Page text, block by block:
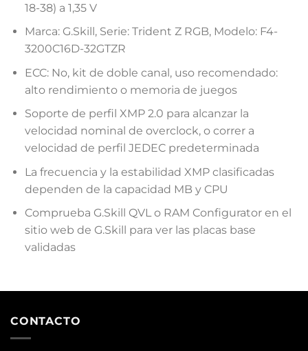
18-38) a 1,35 V
Marca: G.Skill, Serie: Trident Z RGB, Modelo: F4-
3200C16D-32GTZR
ECC: No, kit de doble canal, uso recomendado:
alto rendimiento o memoria de juegos
Soporte de perfil XMP 2.0 para alcanzar la
velocidad nominal de overclock, o correr a
velocidad de perfil JEDEC predeterminada
La frecuencia y la estabilidad XMP clasificadas
dependen de la capacidad MB y CPU
Comprueba G.Skill QVL o RAM Configurator en el
sitio web de G.Skill para ver las placas base
validadas
CONTACTO